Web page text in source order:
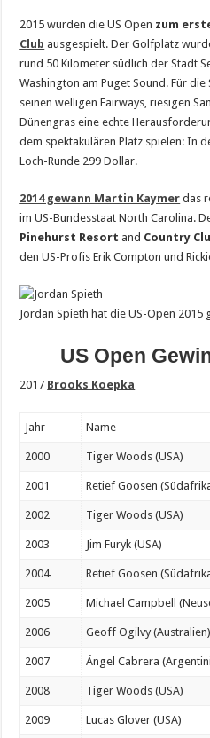
2015 wurden die US Open zum
Club ausgespielt. Der Golfplatz
rund 50 Kilometer südlich der Stadt
Washington am Puget Sound. Für
seinen welligen Fairways, riesigen
Dünengras eine echte
dem spektakulären Platz spielen: In
Loch-Runde 299 Dollar.
2014 gewann Martin Kaymer das
im US-Bundesstaat North Carolina.
Pinehurst Resort and Country
den US-Profis Erik Compton und
Jordan Spieth hat die US-Open 2015
US Open
2017 Brooks Koepka
Jahr Name
2000 Tiger Woods (USA)
2001 Retief Goosen
2002 Tiger Woods (USA)
2003 Jim Furyk (USA)
2004 Retief Goosen
2005 Michael Campbell
2006 Geoff Ogilvy (Australien)
2007 Ángel Cabrera
2008 Tiger Woods (USA)
2009 Lucas Glover (USA)